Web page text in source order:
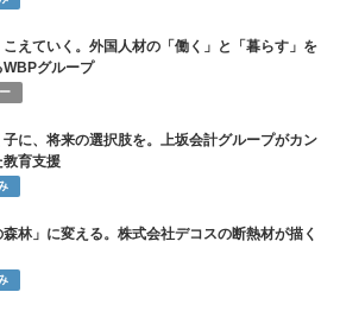
こえていく。外国人材の「働く」と「暮らす」を
WBPグループ
に、将来の選択肢を。上坂会計グループがカン
教育支援
林」に変える。株式会社デコスの断熱材が描く